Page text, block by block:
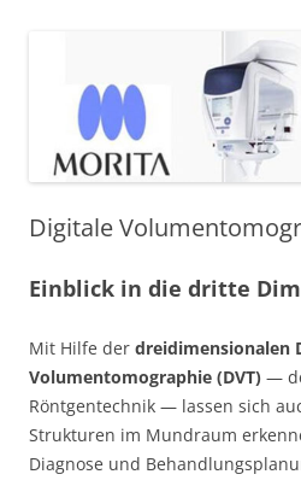
Digitale
Einblick in die dritte
Mit Hilfe der dreidimensionalen
Volumentomographie (DVT) —
Röntgentechnik — lassen sich
Strukturen im Mundraum
Diagnose und